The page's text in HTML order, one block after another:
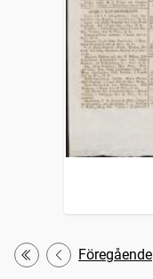
Första
Föregående